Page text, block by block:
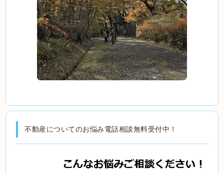
不動産についてのお悩み電話相談無料受付中！